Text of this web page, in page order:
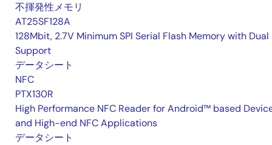
不揮発性メモリ
AT25SF128A
128Mbit, 2.7V Minimum SPI Serial Flash Memory with Dual
Support
データシート
NFC
PTX130R
High Performance NFC Reader for Android™ based
and High-end NFC Applications
データシート